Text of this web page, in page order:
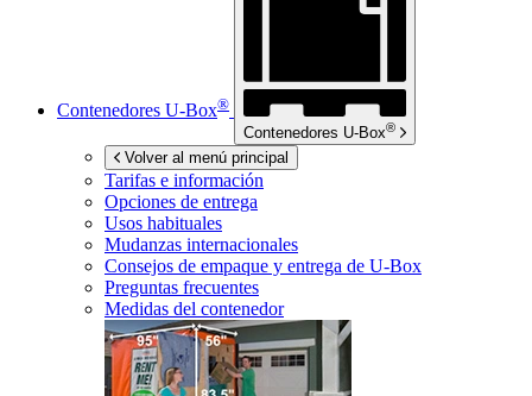
Contenedores U-Box®
Contenedores U-Box®
Volver al menú principal
Tarifas e información
Opciones de entrega
Usos habituales
Mudanzas internacionales
Consejos de empaque y entrega de U-Box
Preguntas frecuentes
Medidas del contenedor